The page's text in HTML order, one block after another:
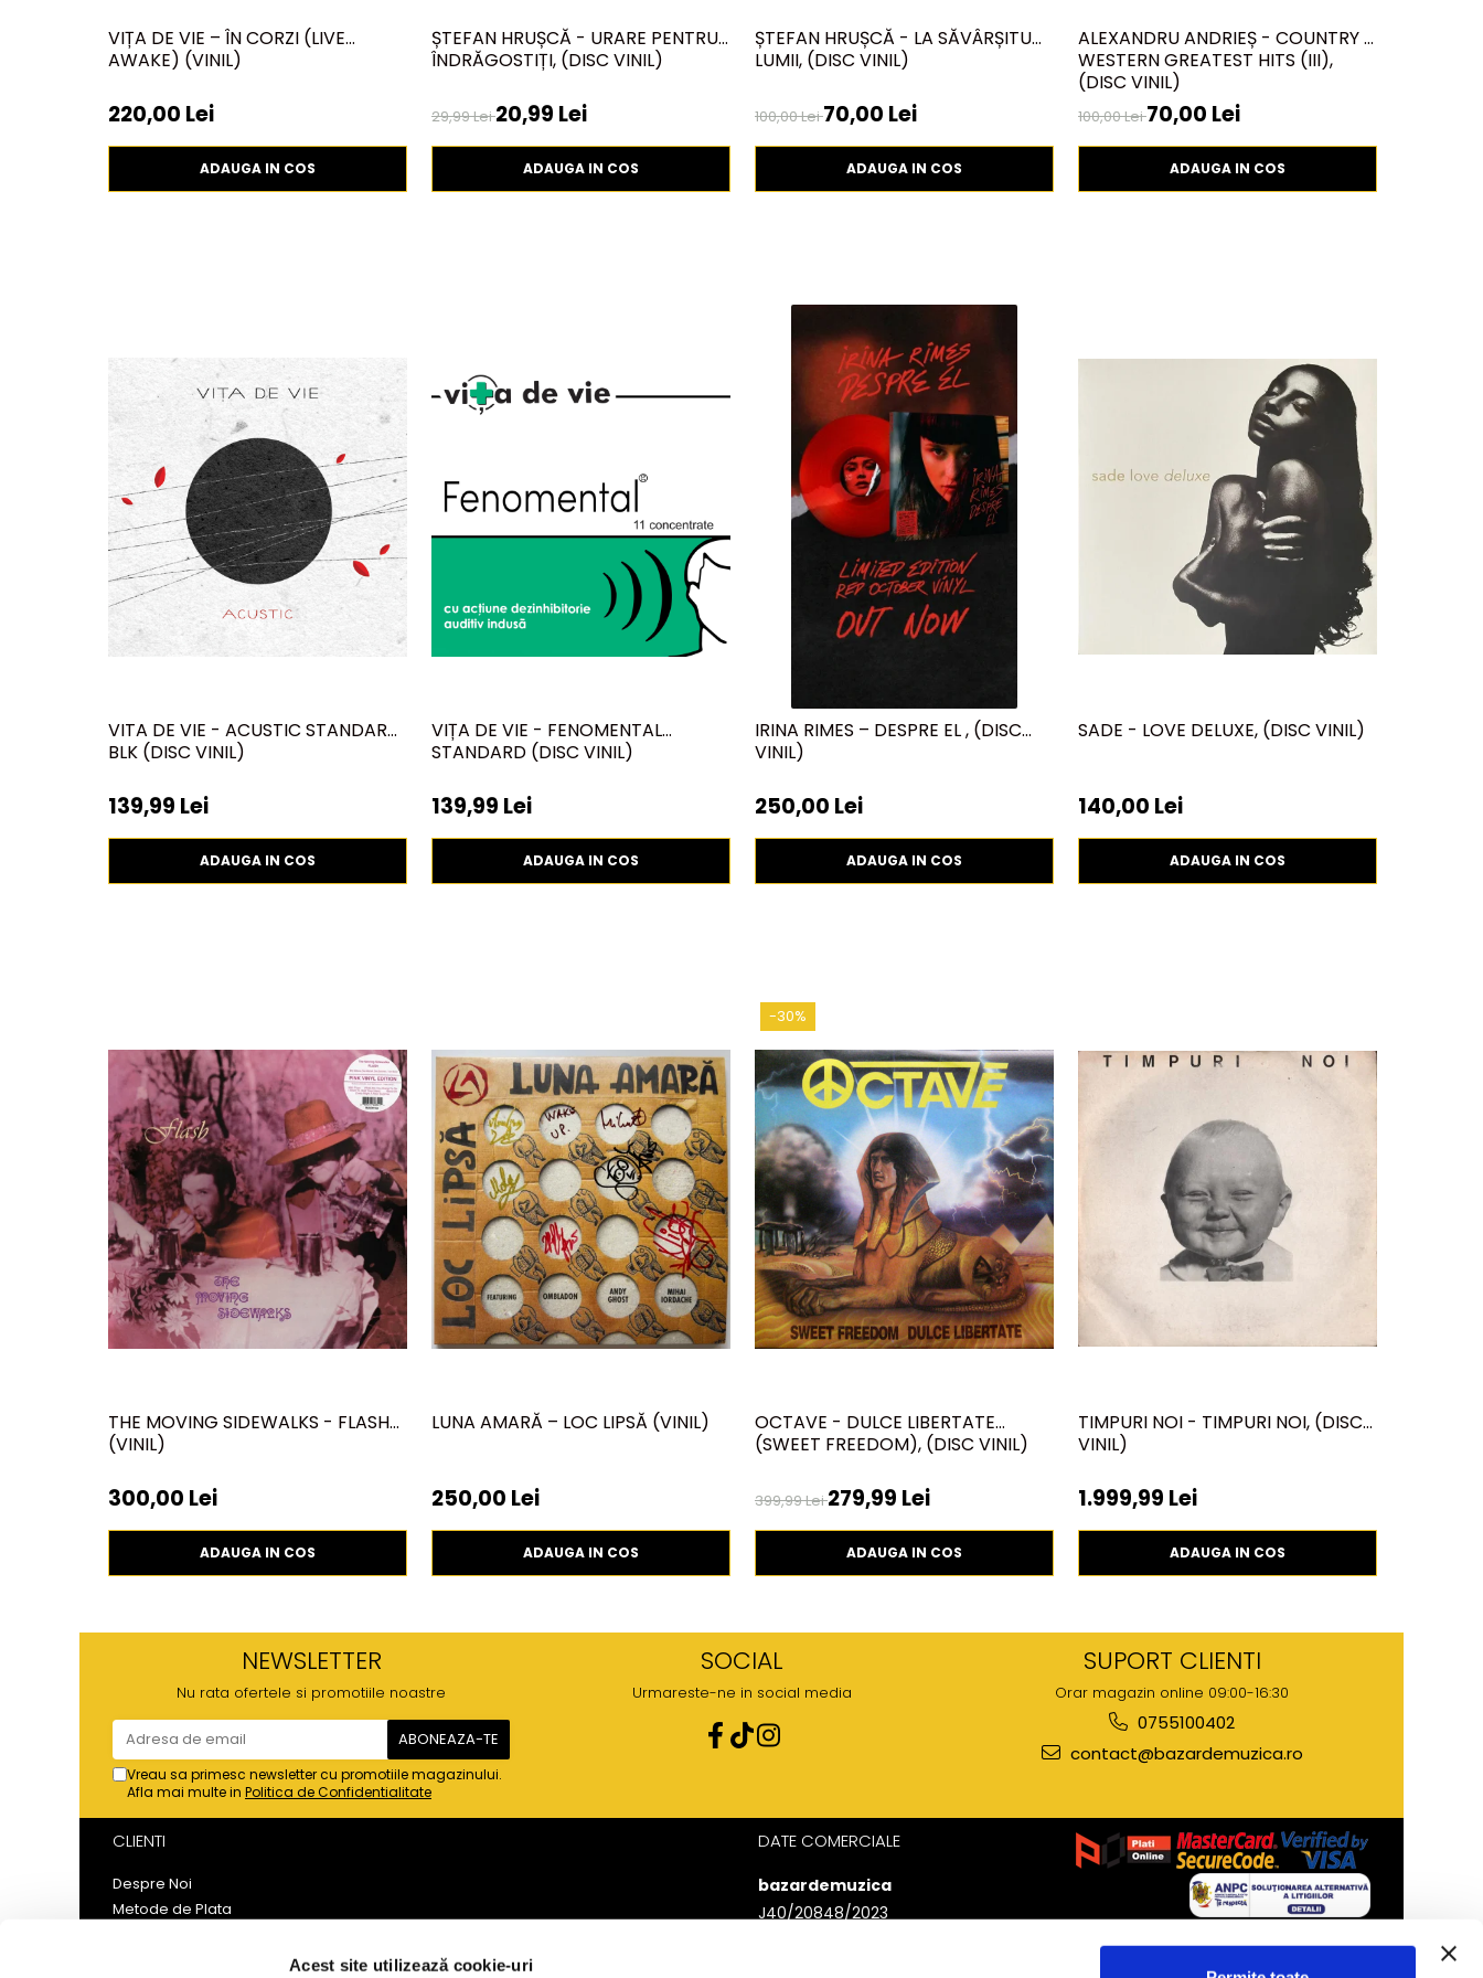
Acest site utilizează cookie-uri
VIȚA DE VIE – ÎN CORZI (LIVE
AWAKE) (VINIL)
220,00 Lei
ADAUGA IN COS
ȘTEFAN HRUȘCĂ - URARE PENTRU
ÎNDRĂGOSTIȚI, (DISC VINIL)
29,99 Lei20,99 Lei
ADAUGA IN COS
ȘTEFAN HRUȘCĂ - LA SĂVÂRȘITU
LUMII, (DISC VINIL)
100,00 Lei70,00 Lei
ADAUGA IN COS
ALEXANDRU ANDRIEȘ - COUNTRY &
WESTERN GREATEST HITS (III),
(DISC VINIL)
100,00 Lei70,00 Lei
ADAUGA IN COS
VITA DE VIE - ACUSTIC STANDARD
BLK (DISC VINIL)
139,99 Lei
ADAUGA IN COS
VIȚA DE VIE - FENOMENTAL
STANDARD (DISC VINIL)
139,99 Lei
ADAUGA IN COS
IRINA RIMES – DESPRE EL , (DISC
VINIL)
250,00 Lei
ADAUGA IN COS
SADE - LOVE DELUXE, (DISC VINIL)
140,00 Lei
ADAUGA IN COS
THE MOVING SIDEWALKS - FLASH
(VINIL)
300,00 Lei
ADAUGA IN COS
LUNA AMARĂ – LOC LIPSĂ (VINIL)
250,00 Lei
ADAUGA IN COS
-30%
OCTAVE - DULCE LIBERTATE
(SWEET FREEDOM), (DISC VINIL)
399,99 Lei279,99 Lei
ADAUGA IN COS
TIMPURI NOI - TIMPURI NOI, (DISC
VINIL)
1.999,99 Lei
ADAUGA IN COS
NEWSLETTER
Nu rata ofertele si promotiile noastre
Vreau sa primesc newsletter cu promotiile magazinului.
Afla mai multe in Politica de Confidentialitate
SOCIAL
Urmareste-ne in social media
SUPORT CLIENTI
Orar magazin online 09:00-16:30
0755100402
contact@bazardemuzica.ro
CLIENTI
Despre Noi
Metode de Plata
Politica de Confidentialitate
DATE COMERCIALE
bazardemuzica
J40/20848/2023
Creat cu ❤ și cu 🧠 de Dan Trifan iar Platforma E-